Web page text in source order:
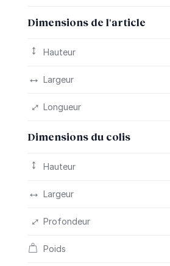
Dimensions de l'article
Hauteur
Largeur
Longueur
Dimensions du colis
Hauteur
Largeur
Profondeur
Poids